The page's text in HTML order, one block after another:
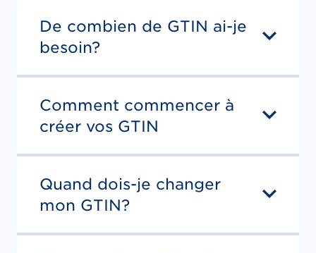
De combien de GTIN ai-je
besoin?
Comment commencer à
créer vos GTIN
Quand dois-je changer
mon GTIN?